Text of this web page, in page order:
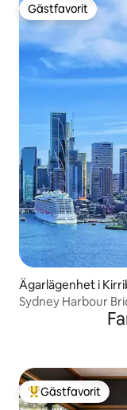
Gästfavorit
Gästfavorit
Ägarlägenhet i
Sydney Harbour
Populär gästfavorit
Gästfavorit